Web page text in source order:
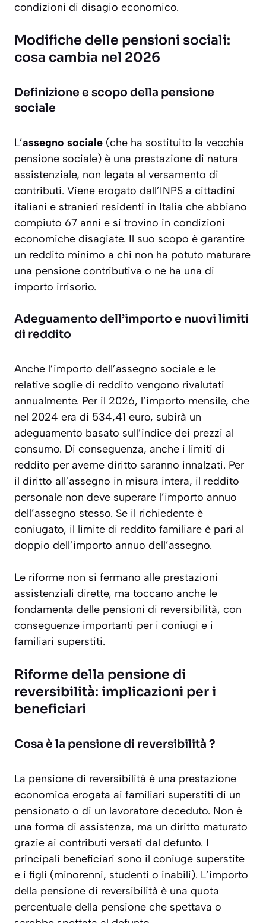
condizioni di disagio economico.
Modifiche delle pensioni sociali:
cosa cambia nel 2026
Definizione e scopo della pensione
sociale
L’assegno sociale (che ha sostituito la vecchia
pensione sociale) è una prestazione di natura
assistenziale, non legata al versamento di
contributi. Viene erogato dall’INPS a cittadini
italiani e stranieri residenti in Italia che abbiano
compiuto 67 anni e si trovino in condizioni
economiche disagiate. Il suo scopo è garantire
un reddito minimo a chi non ha potuto maturare
una pensione contributiva o ne ha una di
importo irrisorio.
Adeguamento dell’importo e nuovi limiti
di reddito
Anche l’importo dell’assegno sociale e le
relative soglie di reddito vengono rivalutati
annualmente. Per il 2026, l’importo mensile, che
nel 2024 era di 534,41 euro, subirà un
adeguamento basato sull’indice dei prezzi al
consumo. Di conseguenza, anche i limiti di
reddito per averne diritto saranno innalzati. Per
il diritto all’assegno in misura intera, il reddito
personale non deve superare l’importo annuo
dell’assegno stesso. Se il richiedente è
coniugato, il limite di reddito familiare è pari al
doppio dell’importo annuo dell’assegno.
Le riforme non si fermano alle prestazioni
assistenziali dirette, ma toccano anche le
fondamenta delle pensioni di reversibilità, con
conseguenze importanti per i coniugi e i
familiari superstiti.
Riforme della pensione di
reversibilità: implicazioni per i
beneficiari
Cosa è la pensione di reversibilità ?
La pensione di reversibilità è una prestazione
economica erogata ai familiari superstiti di un
pensionato o di un lavoratore deceduto. Non è
una forma di assistenza, ma un diritto maturato
grazie ai contributi versati dal defunto. I
principali beneficiari sono il coniuge superstite
e i figli (minorenni, studenti o inabili). L’importo
della pensione di reversibilità è una quota
percentuale della pensione che spettava o